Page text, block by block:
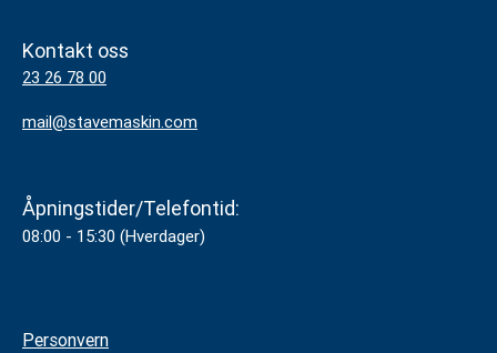
Kontakt oss
23 26 78 00
mail@stavemaskin.com
Åpningstider/Telefontid:
08:00 - 15:30 (Hverdager)
Personvern